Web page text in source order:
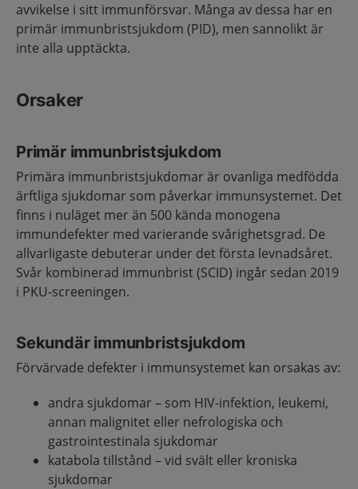
avvikelse i sitt immunförsvar. Många av dessa har en
primär immunbristsjukdom (PID), men sannolikt är
inte alla upptäckta.
Orsaker
Primär immunbristsjukdom
Primära immunbristsjukdomar är ovanliga medfödda
ärftliga sjukdomar som påverkar immunsystemet. Det
finns i nuläget mer än 500 kända monogena
immundefekter med varierande svårighetsgrad. De
allvarligaste debuterar under det första levnadsåret.
Svår kombinerad immunbrist (SCID) ingår sedan 2019
i PKU-screeningen.
Sekundär immunbristsjukdom
Förvärvade defekter i immunsystemet kan orsakas av:
andra sjukdomar – som HIV-infektion, leukemi,
annan malignitet eller nefrologiska och
gastrointestinala sjukdomar
katabola tillstånd – vid svält eller kroniska
sjukdomar